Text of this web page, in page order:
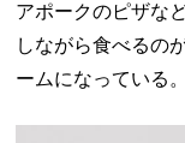
アポークのピザな
しながら食べるの
ームになっている。